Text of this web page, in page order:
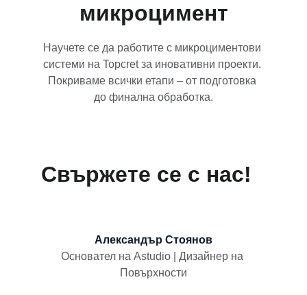
микроцимент
Научете се да работите с микроциментови
системи на Topcret за иновативни проекти.
Покриваме всички етапи – от подготовка
до финална обработка.
Свържете се с нас!
Александър Стоянов
Основател на Аstudio | Дизайнер на
Повърхности